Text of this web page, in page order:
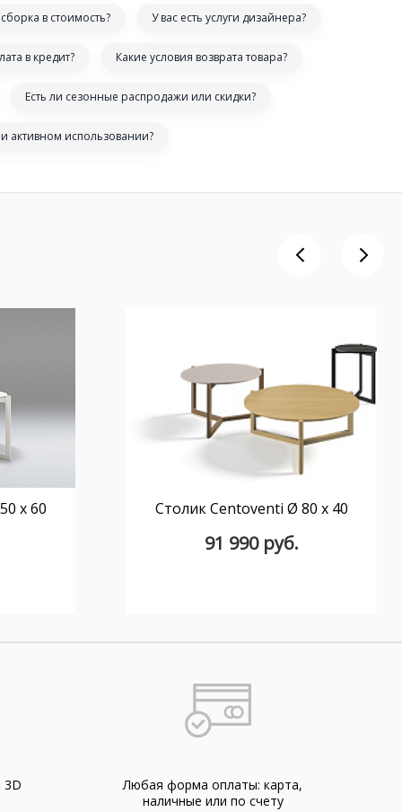
в стоимость? У вас есть услуги дизайнера?
в кредит? Какие условия возврата товара?
Есть ли сезонные распродажи или скидки?
активном использовании?
x 60 Столик Centoventi Ø 80 x 40
91 990 руб.
3D
Любая форма оплаты: карта,
наличные или по счету